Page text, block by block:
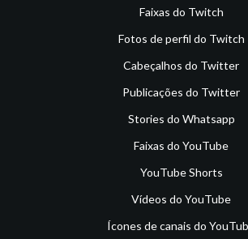
Faixas do Twitch
Fotos de perfil do Twitch
Cabeçalhos do Twitter
Publicações do Twitter
Stories do Whatsapp
Faixas do YouTube
YouTube Shorts
Vídeos do YouTube
Ícones de canais do